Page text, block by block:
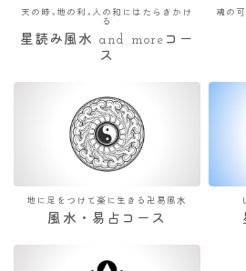
天の時×地の利×人の和にはたらきかけ
る
星読み風水 and moreコー
ス
魂の
地に足をつけて楽に生きる卍易風水
風水・易占コース